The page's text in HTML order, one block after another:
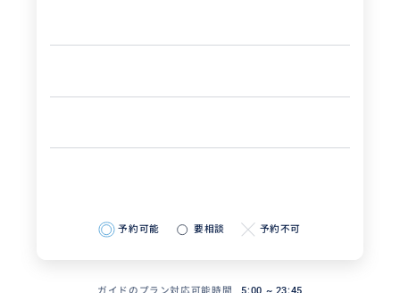
予約可能 要相談 予約不可
ガイドのプラン対応可能時間 5:00 ~ 23:45